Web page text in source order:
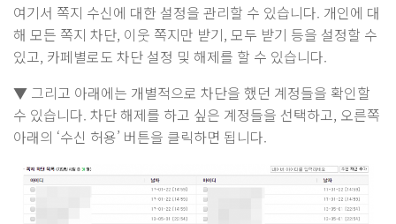
여기서 쪽지 수신에 대한 설정을 관리할 수 있습니다. 개인에 대
해 모든 쪽지 차단, 이웃 쪽지만 받기, 모두 받기 등을 설정할 수
있고, 카페별로도 차단 설정 및 해제를 할 수 있습니다.
▼ 그리고 아래에는 개별적으로 차단을 했던 계정들을 확인할
수 있습니다. 차단 해제를 하고 싶은 계정들을 선택하고, 오른쪽
아래의 ‘수신 허용’ 버튼을 클릭하면 됩니다.